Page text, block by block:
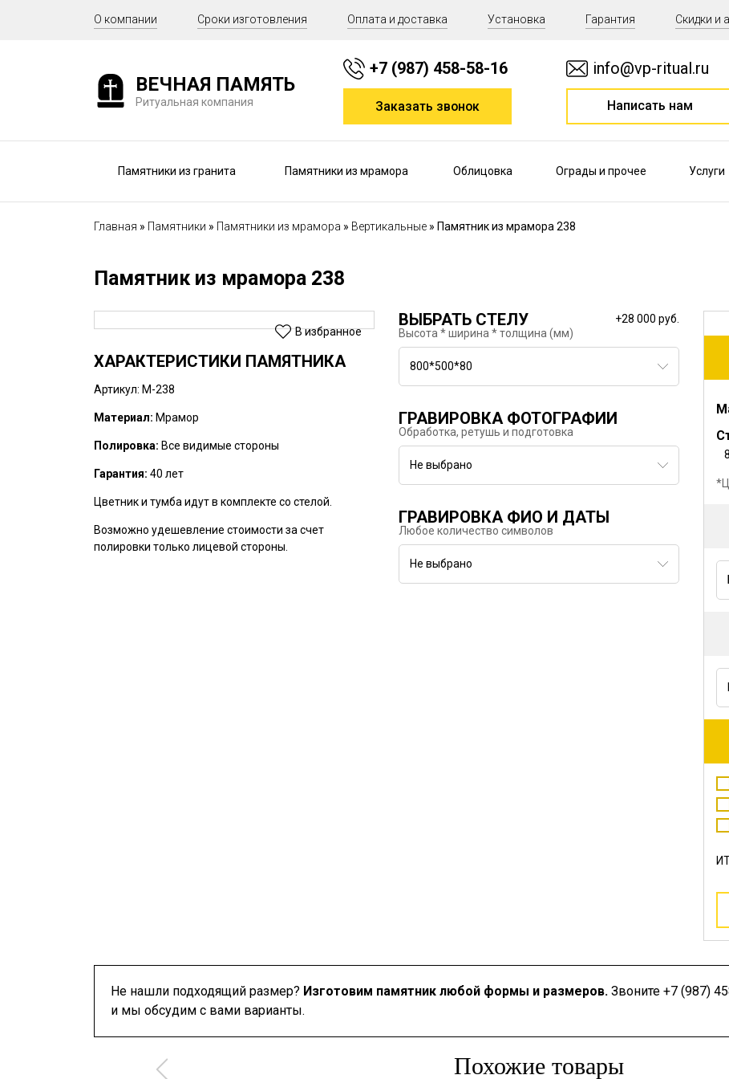
О компании Сроки изготовления Оплата и доставка Установка Гарантия Скидки и
ВЕЧНАЯ ПАМЯТЬ
Ритуальная компания
+7 (987) 458-58-16
Заказать звонок
info@vp-ritual.ru
Написать нам
Памятники из гранита Памятники из мрамора Облицовка Ограды и прочее Услуги
Главная Памятники Памятники из мрамора Вертикальные Памятник из мрамора 238
Памятник из мрамора 238
В избранное
ХАРАКТЕРИСТИКИ ПАМЯТНИКА
Артикул: M-238
Материал: Мрамор
Полировка: Все видимые стороны
Гарантия: 40 лет
Цветник и тумба идут в комплекте со стелой.
Возможно удешевление стоимости за счет
полировки только лицевой стороны.
ВЫБРАТЬ СТЕЛУ
+28 000 руб.
Высота * ширина * толщина (мм)
800*500*80
ГРАВИРОВКА ФОТОГРАФИИ
Обработка, ретушь и подготовка
Не выбрано
ГРАВИРОВКА ФИО И ДАТЫ
Любое количество символов
Не выбрано
Не нашли подходящий размер? Изготовим памятник любой формы и размеров. Звоните +7 (987)
и мы обсудим с вами варианты.
Похожие товары